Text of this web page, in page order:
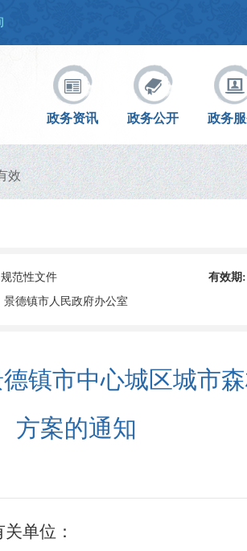
政务资讯 政务公开 政务
效
规范性文件 有效期:
景德镇市人民政府办公室
镇市中心城区城市
方案的通知
单位：